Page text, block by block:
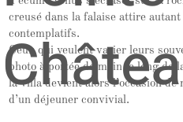
creusé dans la falaise attire
contemplatifs.
Ceux qui veulent varier leurs
photo à portée de main le long de
la villa devient alors l’occasion
d’un déjeuner convivial.